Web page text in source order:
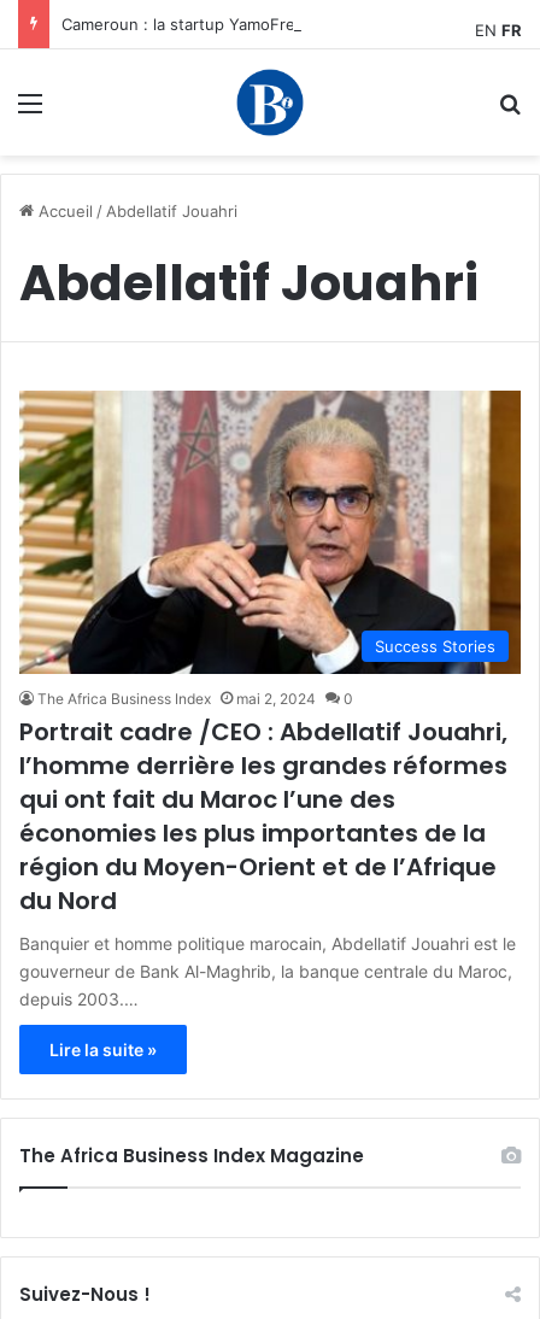
Cameroun : la startup YamoFret sélectionnée au programme HEC Challenge+ Afrique pour accélérer la transformation du fret en Afrique centrale
Accueil / Abdellatif Jouahri
Abdellatif Jouahri
Success Stories
The Africa Business Index mai 2, 2024 0
Portrait cadre /CEO : Abdellatif Jouahri,
l’homme derrière les grandes réformes
qui ont fait du Maroc l’une des
économies les plus importantes de la
région du Moyen-Orient et de l’Afrique
du Nord
Banquier et homme politique marocain, Abdellatif Jouahri est le
gouverneur de Bank Al-Maghrib, la banque centrale du Maroc,
depuis 2003.…
Lire la suite »
The Africa Business Index Magazine
Suivez-Nous !
EN FR